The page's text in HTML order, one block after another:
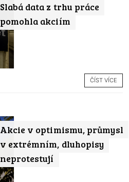
Slabá data z trhu práce
pomohla akciím
ČÍST VÍCE
Akcie v optimismu, průmysl
v extrémním, dluhopisy
neprotestují